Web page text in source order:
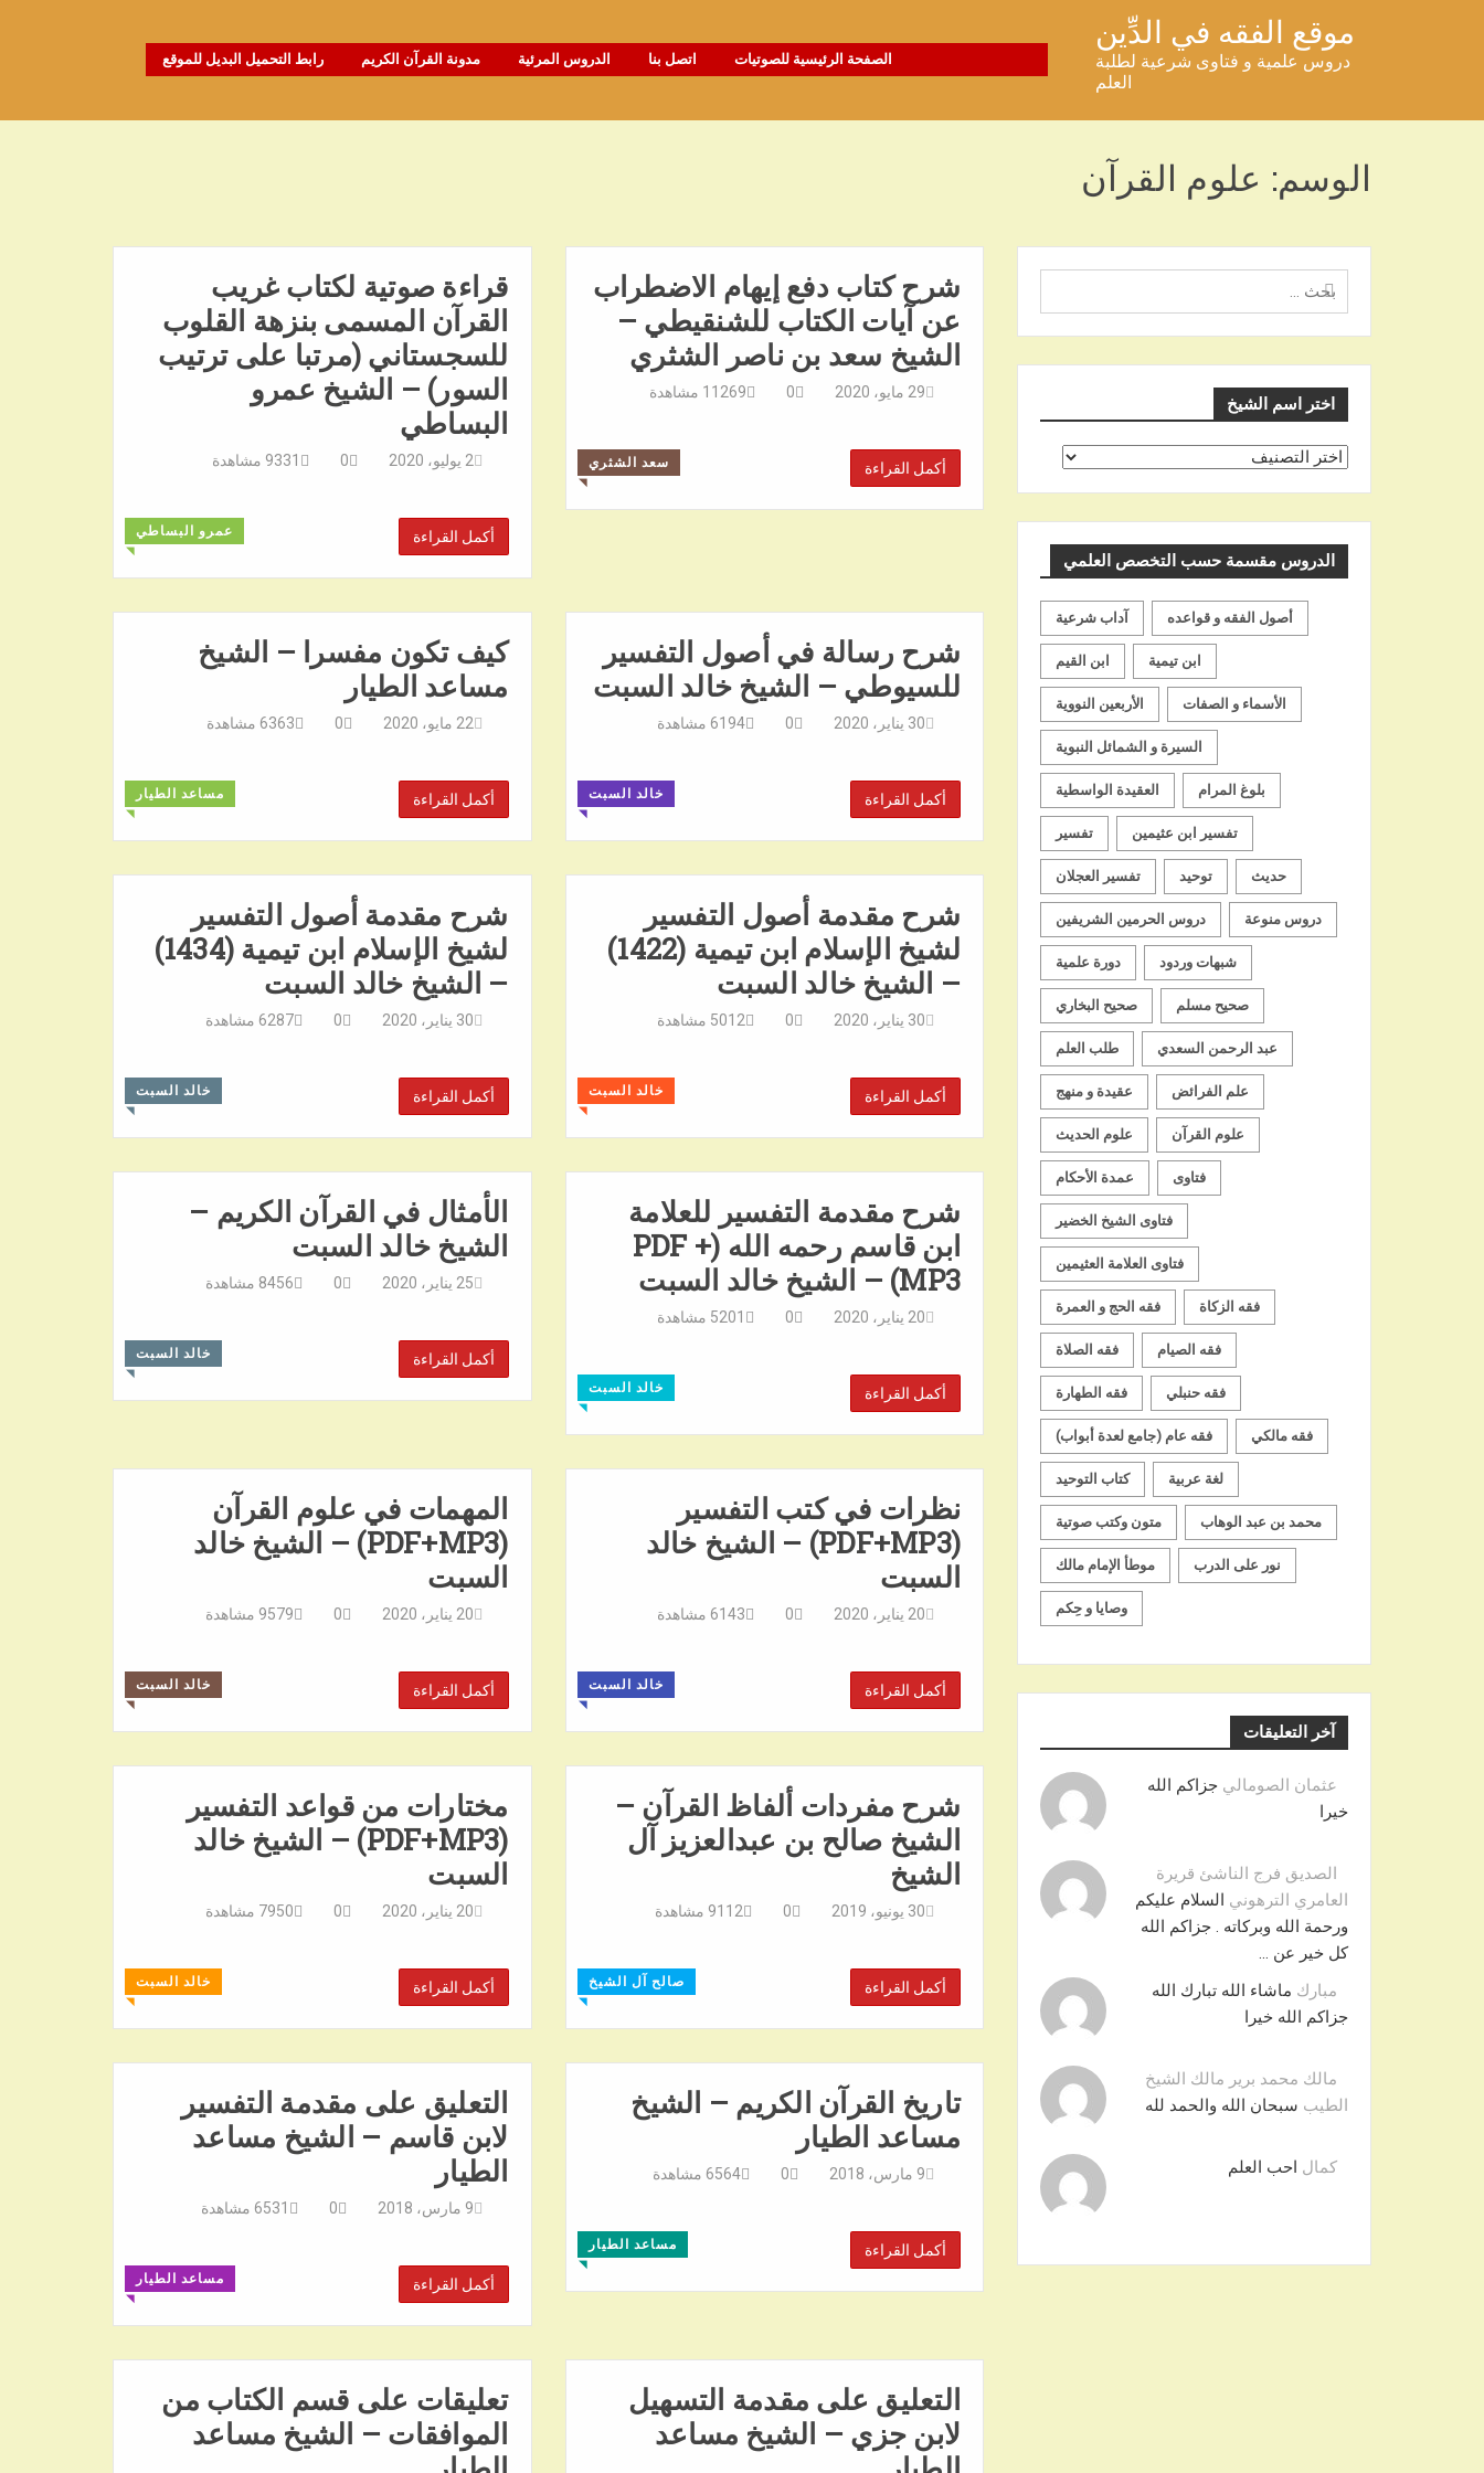
موقع الفقه في الدِّين
دروس علمية و فتاوى شرعية لطلبة
العلم
الصفحة الرئيسية للصوتيات اتصل بنا الدروس المرئية مدونة القرآن الكريم رابط التحميل البديل للموقع
الوسم: علوم القرآن
قراءة صوتية لكتاب غريب
القرآن المسمى بنزهة القلوب
للسجستاني (مرتبا على ترتيب
السور) – الشيخ عمرو
البساطي
2 يوليو، 2020 0
9331 مشاهدة
عمرو البساطي
◥
أكمل القراءة
شرح كتاب دفع إيهام الاضطراب
عن آيات الكتاب للشنقيطي –
الشيخ سعد بن ناصر الشثري
29 مايو، 2020 0
11269 مشاهدة
سعد الشثري
◥
أكمل القراءة
كيف تكون مفسرا – الشيخ
مساعد الطيار
22 مايو، 2020 0
6363 مشاهدة
مساعد الطيار
◥
أكمل القراءة
شرح رسالة في أصول التفسير
للسيوطي – الشيخ خالد السبت
30 يناير، 2020 0
6194 مشاهدة
خالد السبت
◥
أكمل القراءة
شرح مقدمة أصول التفسير
لشيخ الإسلام ابن تيمية (1434)
– الشيخ خالد السبت
30 يناير، 2020 0
6287 مشاهدة
خالد السبت
◥
أكمل القراءة
شرح مقدمة أصول التفسير
لشيخ الإسلام ابن تيمية (1422)
– الشيخ خالد السبت
30 يناير، 2020 0
5012 مشاهدة
خالد السبت
◥
أكمل القراءة
الأمثال في القرآن الكريم –
الشيخ خالد السبت
25 يناير، 2020 0
8456 مشاهدة
خالد السبت
◥
أكمل القراءة
شرح مقدمة التفسير للعلامة
ابن قاسم رحمه الله (PDF +
MP3) – الشيخ خالد السبت
20 يناير، 2020 0
5201 مشاهدة
خالد السبت
◥
أكمل القراءة
المهمات في علوم القرآن
(PDF+MP3) – الشيخ خالد
السبت
20 يناير، 2020 0
9579 مشاهدة
خالد السبت
◥
أكمل القراءة
نظرات في كتب التفسير
(PDF+MP3) – الشيخ خالد
السبت
20 يناير، 2020 0
6143 مشاهدة
خالد السبت
◥
أكمل القراءة
مختارات من قواعد التفسير
(PDF+MP3) – الشيخ خالد
السبت
20 يناير، 2020 0
7950 مشاهدة
خالد السبت
◥
أكمل القراءة
شرح مفردات ألفاظ القرآن –
الشيخ صالح بن عبدالعزيز آل
الشيخ
30 يونيو، 2019 0
9112 مشاهدة
صالح آل الشيخ
◥
أكمل القراءة
التعليق على مقدمة التفسير
لابن قاسم – الشيخ مساعد
الطيار
9 مارس، 2018 0
6531 مشاهدة
مساعد الطيار
◥
أكمل القراءة
تاريخ القرآن الكريم – الشيخ
مساعد الطيار
9 مارس، 2018 0
6564 مشاهدة
مساعد الطيار
◥
أكمل القراءة
تعليقات على قسم الكتاب من
الموافقات – الشيخ مساعد
التعليق على مقدمة التسهيل
لابن جزي – الشيخ مساعد
البحث
عن
اختر اسم الشيخ
اختر
الدروس مقسمة حسب التخصص العلمي
آداب شرعية أصول الفقه و قواعده
ابن القيم ابن تيمية
الأربعين النووية الأسماء و الصفات
السيرة و الشمائل النبوية
العقيدة الواسطية بلوغ المرام
تفسير تفسير ابن عثيمين
تفسير العجلان توحيد حديث
دروس الحرمين الشريفين دروس منوعة
دورة علمية شبهات وردود
صحيح البخاري صحيح مسلم
طلب العلم عبد الرحمن السعدي
عقيدة و منهج علم الفرائض
علوم الحديث علوم القرآن
عمدة الأحكام فتاوى
فتاوى الشيخ الخضير
فتاوى العلامة العثيمين
فقه الحج و العمرة فقه الزكاة
فقه الصلاة فقه الصيام
فقه الطهارة فقه حنبلي
فقه عام (جامع لعدة أبواب) فقه مالكي
كتاب التوحيد لغة عربية
متون وكتب صوتية محمد بن عبد الوهاب
موطأ الإمام مالك نور على الدرب
وصايا و حِكم
آخر التعليقات
عثمان الصومالي جزاكم الله
خيرا
الصديق فرج الناشئ قريرة
العامري الترهوني السلام عليكم
ورحمة الله وبركاته . جزاكم الله
كل خير عن …
مبارك ماشاء الله تبارك الله
جزاكم الله خيرا
مالك محمد برير مالك الشيخ
الطيب سبحان الله والحمد لله
كمال احب العلم